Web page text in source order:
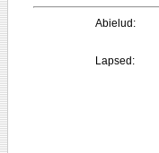
Abielud:
Lapsed: